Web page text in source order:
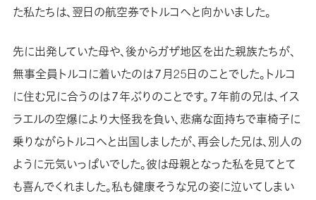
た私たちは、翌日の航空券でトルコへと向かいました。
先に出発していた母や、後からガザ地区を出た親族たちが、
無事全員トルコに着いたのは７月25日のことでした。トルコ
に住む兄に合うのは７年ぶりのことです。７年前の兄は、イス
ラエルの空爆により大怪我を負い、悲痛な面持ちで車椅子に
乗りながらトルコへと出国しましたが、再会した兄は、別人の
ように元気いっぱいでした。彼は母親となった私を見てとて
も喜んでくれました。私も健康そうな兄の姿に泣いてしまい